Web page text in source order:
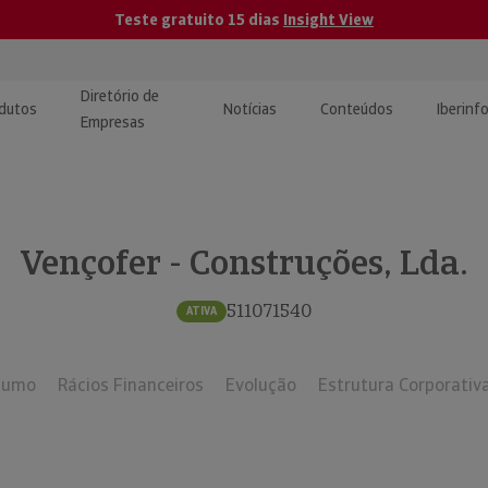
Teste gratuito 15 dias Insight View
e Monitorização de
Diretório de
Empresas
Notícias Conteúdos
| Estudos e
Vençofer - Construções, Lda.
ATIVA 511071540
Rácios Financeiros Evolução Estrutura Corporativa